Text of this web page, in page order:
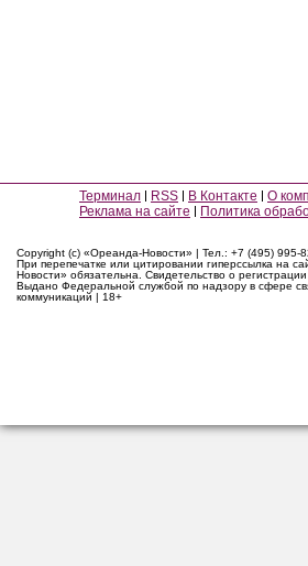
Терминал RSS В Контакте О
Реклама на сайте
Политика
Copyright (c) «Ореанда-Новости» | Тел.: +7 (495) 995-
При перепечатке или цитировании гиперссылка на
Новости» обязательна. Свидетельство о
Выдано Федеральной службой по надзору в сфере
коммуникаций | 18+